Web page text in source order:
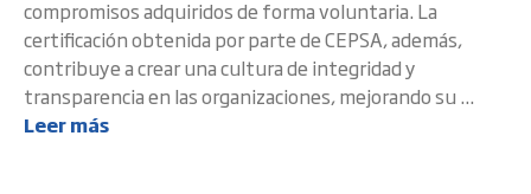
compromisos adquiridos de forma voluntaria. La
certificación obtenida por parte de CEPSA, además,
contribuye a crear una cultura de integridad y
transparencia en las organizaciones, mejorando su ...
Leer más